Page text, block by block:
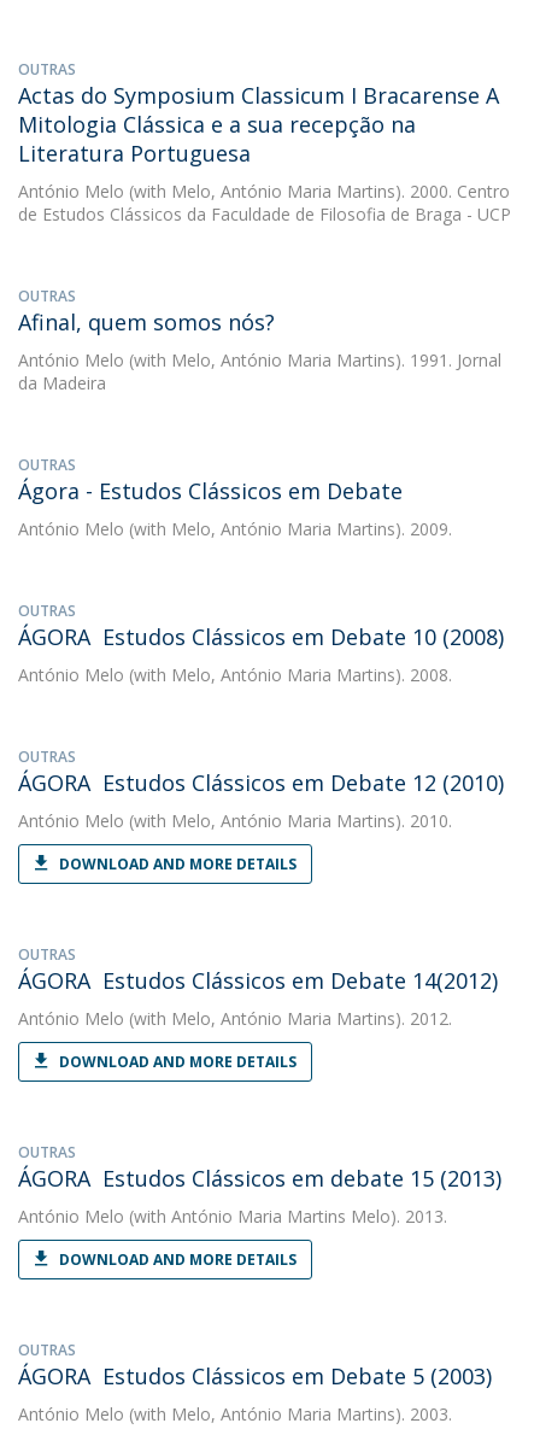
OUTRAS
Actas do Symposium Classicum I Bracarense A
Mitologia Clássica e a sua recepção na
Literatura Portuguesa
António Melo (with Melo, António Maria Martins). 2000. Centro
de Estudos Clássicos da Faculdade de Filosofia de Braga - UCP
OUTRAS
Afinal, quem somos nós?
António Melo (with Melo, António Maria Martins). 1991. Jornal
da Madeira
OUTRAS
Ágora - Estudos Clássicos em Debate
António Melo (with Melo, António Maria Martins). 2009.
OUTRAS
ÁGORA  Estudos Clássicos em Debate 10 (2008)
António Melo (with Melo, António Maria Martins). 2008.
OUTRAS
ÁGORA  Estudos Clássicos em Debate 12 (2010)
António Melo (with Melo, António Maria Martins). 2010.
DOWNLOAD AND MORE DETAILS
OUTRAS
ÁGORA  Estudos Clássicos em Debate 14(2012)
António Melo (with Melo, António Maria Martins). 2012.
DOWNLOAD AND MORE DETAILS
OUTRAS
ÁGORA  Estudos Clássicos em debate 15 (2013)
António Melo (with António Maria Martins Melo). 2013.
DOWNLOAD AND MORE DETAILS
OUTRAS
ÁGORA  Estudos Clássicos em Debate 5 (2003)
António Melo (with Melo, António Maria Martins). 2003.